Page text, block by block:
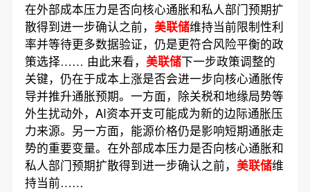
在外部成本压力是否向核心通胀和私人部门预期扩
散得到进一步确认之前， 美联储维持当前限制性利
率并等待更多数据验证，仍是更符合风险平衡的政
策选择…… 由此来看， 美联储下一步政策调整的
关键，仍在于成本上涨是否会进一步向核心通胀传
导并推升通胀预期。一方面，除关税和地缘局势等
外生扰动外，AI资本开支可能成为新的边际通胀压
力来源。另一方面，能源价格仍是影响短期通胀走
势的重要变量。在外部成本压力是否向核心通胀和
私人部门预期扩散得到进一步确认之前， 美联储维
持当前……